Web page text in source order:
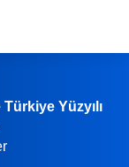
Yüzyılı